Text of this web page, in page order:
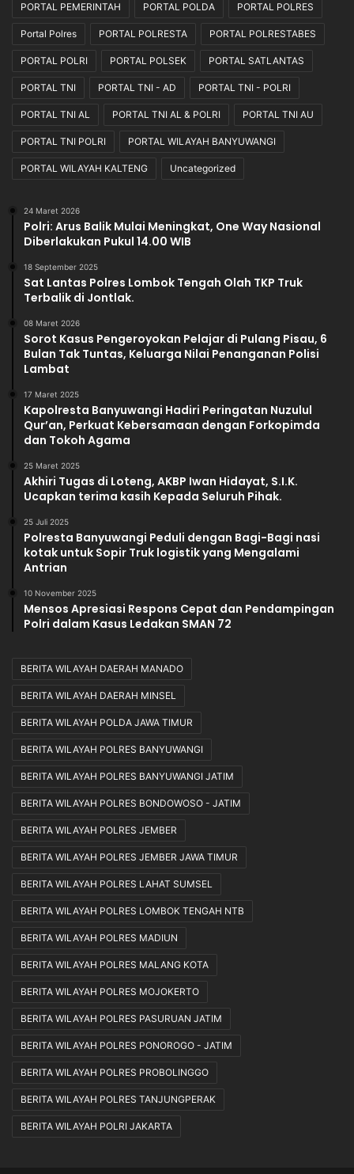
PORTAL PEMERINTAH PORTAL POLDA PORTAL POLRES
Portal Polres PORTAL POLRESTA PORTAL POLRESTABES
PORTAL POLRI PORTAL POLSEK PORTAL SATLANTAS
PORTAL TNI PORTAL TNI - AD PORTAL TNI - POLRI
PORTAL TNI AL PORTAL TNI AL & POLRI PORTAL TNI AU
PORTAL TNI POLRI PORTAL WILAYAH BANYUWANGI
PORTAL WILAYAH KALTENG Uncategorized
24 Maret 2026
Polri: Arus Balik Mulai Meningkat, One Way Nasional
Diberlakukan Pukul 14.00 WIB
18 September 2025
Sat Lantas Polres Lombok Tengah Olah TKP Truk
Terbalik di Jontlak.
08 Maret 2026
Sorot Kasus Pengeroyokan Pelajar di Pulang Pisau, 6
Bulan Tak Tuntas, Keluarga Nilai Penanganan Polisi
Lambat
17 Maret 2025
Kapolresta Banyuwangi Hadiri Peringatan Nuzulul
Qur’an, Perkuat Kebersamaan dengan Forkopimda
dan Tokoh Agama
25 Maret 2025
Akhiri Tugas di Loteng, AKBP Iwan Hidayat, S.I.K.
Ucapkan terima kasih Kepada Seluruh Pihak.
25 Juli 2025
Polresta Banyuwangi Peduli dengan Bagi-Bagi nasi
kotak untuk Sopir Truk logistik yang Mengalami
Antrian
10 November 2025
Mensos Apresiasi Respons Cepat dan Pendampingan
Polri dalam Kasus Ledakan SMAN 72
BERITA WILAYAH DAERAH MANADO
BERITA WILAYAH DAERAH MINSEL
BERITA WILAYAH POLDA JAWA TIMUR
BERITA WILAYAH POLRES BANYUWANGI
BERITA WILAYAH POLRES BANYUWANGI JATIM
BERITA WILAYAH POLRES BONDOWOSO - JATIM
BERITA WILAYAH POLRES JEMBER
BERITA WILAYAH POLRES JEMBER JAWA TIMUR
BERITA WILAYAH POLRES LAHAT SUMSEL
BERITA WILAYAH POLRES LOMBOK TENGAH NTB
BERITA WILAYAH POLRES MADIUN
BERITA WILAYAH POLRES MALANG KOTA
BERITA WILAYAH POLRES MOJOKERTO
BERITA WILAYAH POLRES PASURUAN JATIM
BERITA WILAYAH POLRES PONOROGO - JATIM
BERITA WILAYAH POLRES PROBOLINGGO
BERITA WILAYAH POLRES TANJUNGPERAK
BERITA WILAYAH POLRI JAKARTA